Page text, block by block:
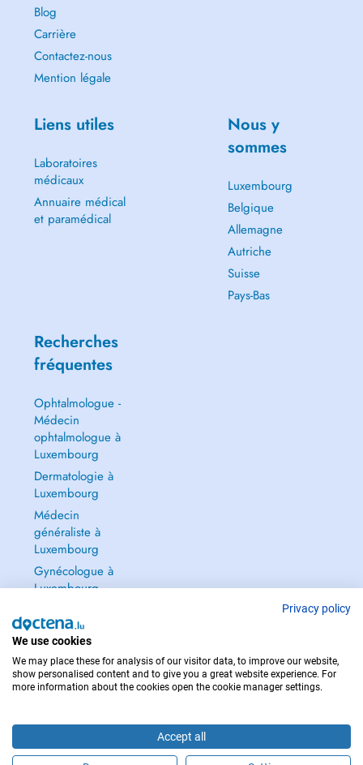
Blog
Carrière
Contactez-nous
Mention légale
Liens utiles
Laboratoires
médicaux
Annuaire médical
et paramédical
Nous y
sommes
Luxembourg
Belgique
Allemagne
Autriche
Suisse
Pays-Bas
Recherches
fréquentes
Ophtalmologue -
Médecin
ophtalmologue à
Luxembourg
Dermatologie à
Luxembourg
Médecin
généraliste à
Luxembourg
Gynécologue à
Luxembourg
POUR LES URGENCES, CONSULTEZ : 112
Privacy policy
We use cookies
We may place these for analysis of our visitor data, to improve our website,
show personalised content and to give you a great website experience. For
more information about the cookies open the cookie manager settings.
Accept all